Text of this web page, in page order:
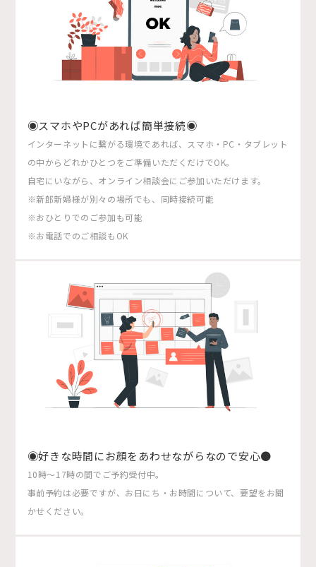
◉スマホやPCがあれば簡単接続◉
インターネットに繋がる環境であれば、スマホ・PC・タブレット
の中からどれかひとつをご準備いただくだけでOK。
自宅にいながら、オンライン相談会にご参加いただけます。
※新郎新婦様が別々の場所でも、同時接続可能
※おひとりでのご参加も可能
※お電話でのご相談もOK
◉好きな時間にお顔をあわせながらなので安心●
10時〜17時の間でご予約受付中。
事前予約は必要ですが、お日にち・お時間について、要望をお聞
かせください。